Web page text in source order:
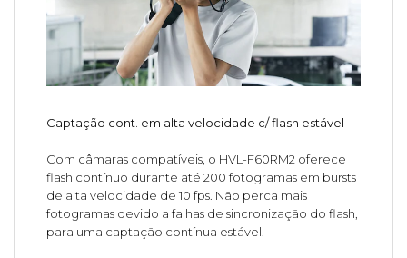
Captação cont. em alta velocidade c/ flash estável
Com câmaras compatíveis, o HVL-F60RM2 oferece
flash contínuo durante até 200 fotogramas em bursts
de alta velocidade de 10 fps. Não perca mais
fotogramas devido a falhas de sincronização do flash,
para uma captação contínua estável.